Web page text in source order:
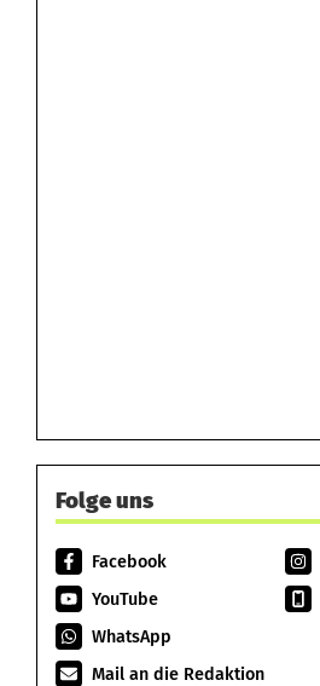
Folge uns
Facebook
YouTube
WhatsApp
Mail an die Redaktion